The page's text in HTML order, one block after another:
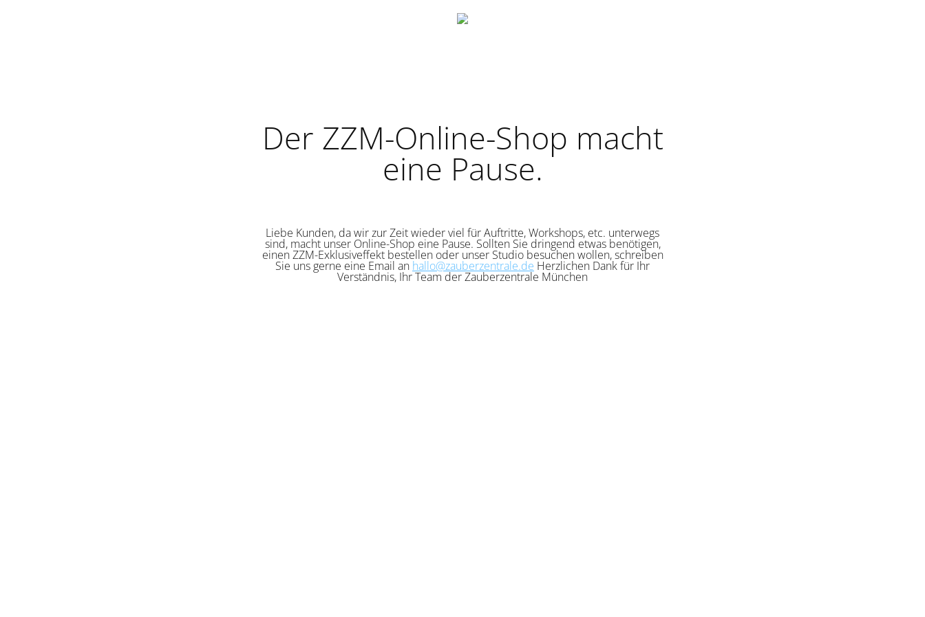
Der ZZM-Online-Shop macht
eine Pause.
Liebe Kunden, da wir zur Zeit wieder viel für Auftritte, Workshops, etc. unterwegs
sind, macht unser Online-Shop eine Pause. Sollten Sie dringend etwas benötigen,
einen ZZM-Exklusiveffekt bestellen oder unser Studio besuchen wollen, schreiben
Sie uns gerne eine Email an hallo@zauberzentrale.de Herzlichen Dank für Ihr
Verständnis, Ihr Team der Zauberzentrale München